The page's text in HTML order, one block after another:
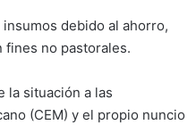
debido al ahorro,
fines no pastorales.
la situación a las
(CEM) y el propio nuncio